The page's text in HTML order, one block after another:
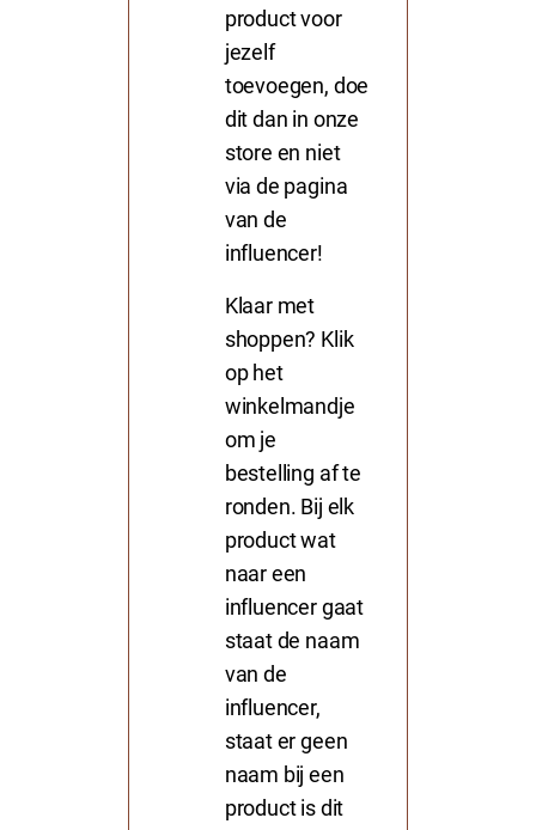
product voor
jezelf
toevoegen, doe
dit dan in onze
store en niet
via de pagina
van de
influencer!
Klaar met
shoppen? Klik
op het
winkelmandje
om je
bestelling af te
ronden. Bij elk
product wat
naar een
influencer gaat
staat de naam
van de
influencer,
staat er geen
naam bij een
product is dit